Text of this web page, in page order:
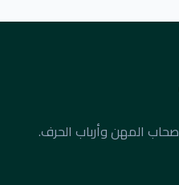
المهن وأرباب الحرف.